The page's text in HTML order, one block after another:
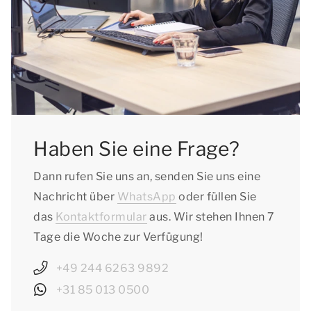
Haben Sie eine Frage?
Dann rufen Sie uns an, senden Sie uns eine
Nachricht über WhatsApp oder füllen Sie
das Kontaktformular aus. Wir stehen Ihnen 7
Tage die Woche zur Verfügung!
+49 244 6263 9892
+31 85 013 0500